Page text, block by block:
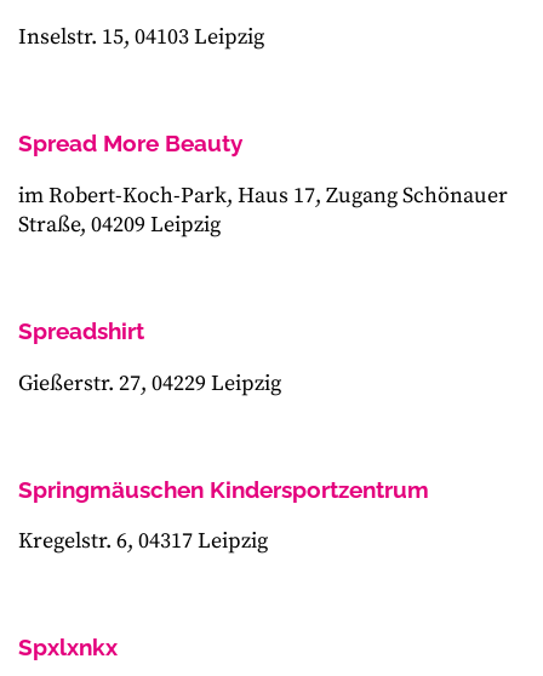
Inselstr. 15, 04103 Leipzig
Spread More Beauty
im Robert-Koch-Park, Haus 17, Zugang Schönauer
Straße, 04209 Leipzig
Spreadshirt
Gießerstr. 27, 04229 Leipzig
Springmäuschen Kindersportzentrum
Kregelstr. 6, 04317 Leipzig
Spxlxnkx